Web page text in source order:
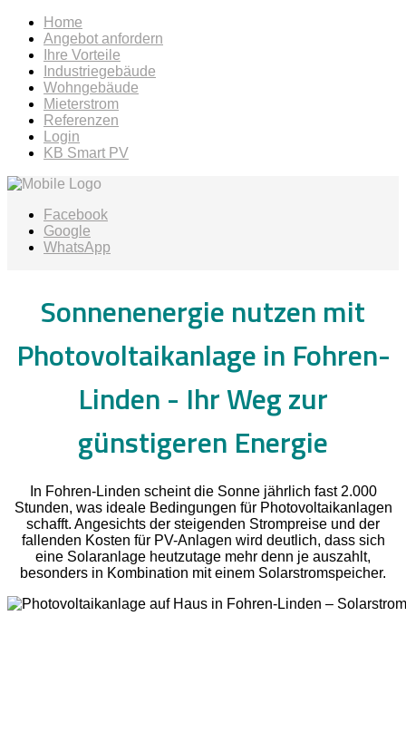
Home
Angebot anfordern
Ihre Vorteile
Industriegebäude
Wohngebäude
Mieterstrom
Referenzen
Login
KB Smart PV
Facebook
Google
WhatsApp
Sonnenenergie nutzen mit
Photovoltaikanlage in Fohren-
Linden - Ihr Weg zur
günstigeren Energie
In Fohren-Linden scheint die Sonne jährlich fast 2.000
Stunden, was ideale Bedingungen für Photovoltaikanlagen
schafft. Angesichts der steigenden Strompreise und der
fallenden Kosten für PV-Anlagen wird deutlich, dass sich
eine Solaranlage heutzutage mehr denn je auszahlt,
besonders in Kombination mit einem Solarstromspeicher.